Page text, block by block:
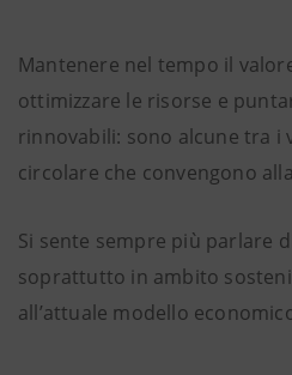
Mantenere nel tempo il
ottimizzare le risorse e
rinnovabili: sono alcune tra i
circolare che convengono
Si sente sempre più parlare
soprattutto in ambito
all’attuale modello